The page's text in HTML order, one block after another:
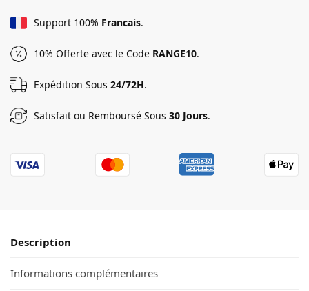
Support 100% Francais.
10% Offerte avec le Code RANGE10.
Expédition Sous 24/72H.
Satisfait ou Remboursé Sous 30 Jours.
Description
Informations complémentaires